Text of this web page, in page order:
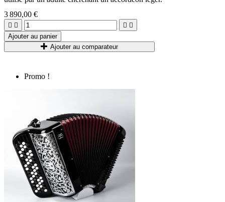
3 890,00 €
   
Ajouter au panier
Ajouter au comparateur
Promo !